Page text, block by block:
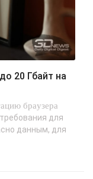
браузера
для
данным, для